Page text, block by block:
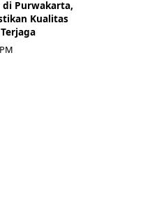
di Purwakarta,
Kualitas